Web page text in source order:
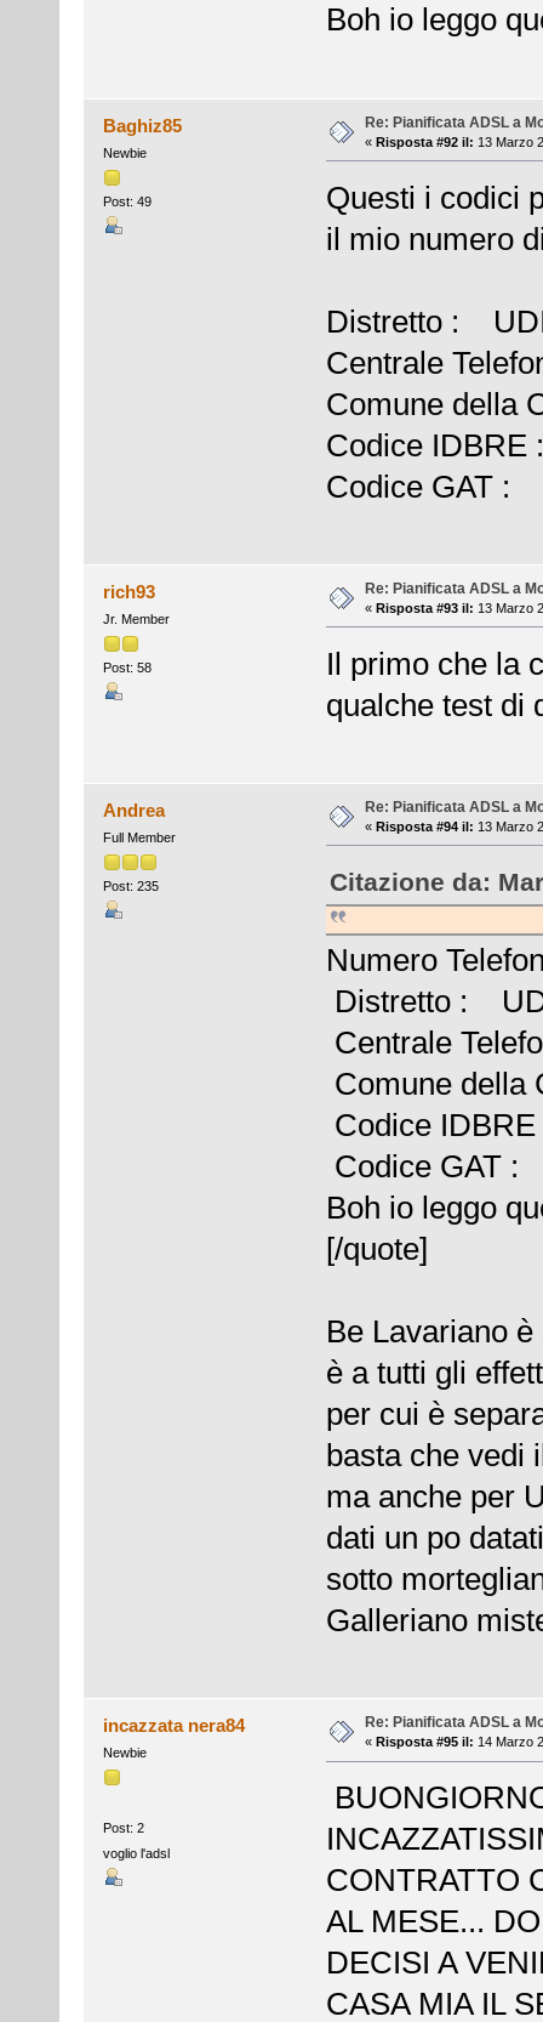
Boh io leggo
Baghiz85
Newbie
Post: 49
Re: Pianificata ADSL a
« Risposta #92 il: 13 Marzo
Questi i codici
il mio numero
Distretto :
Centrale
Comune della
Codice
Codice GAT :
rich93
Jr. Member
Post: 58
Re: Pianificata ADSL a
« Risposta #93 il: 13 Marzo
Il primo che la
qualche test di
Andrea
Full Member
Post: 235
Re: Pianificata ADSL a
« Risposta #94 il: 13 Marzo
Citazione da:
Numero
Distretto :
Centrale
Comune
Codice
Codice GAT
Boh io leggo
[/quote]
Be Lavariano
è a tutti gli
per cui è
basta che vedi
ma anche per
dati un po
sotto
Galleriano
incazzata nera84
Newbie
Post: 2
voglio l'adsl
Re: Pianificata ADSL a
« Risposta #95 il: 14 Marzo
CONTRATTO
AL MESE...
DECISI A
CASA MIA IL